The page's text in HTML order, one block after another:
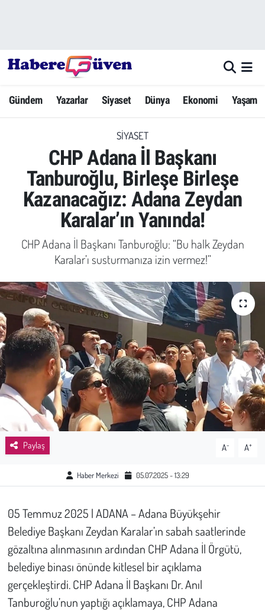
Gündem Yazarlar Siyaset Dünya Ekonomi Yaşam
SIYASET
CHP Adana İl Başkanı
Tanburoğlu, Birleşe Birleşe
Kazanacağız: Adana Zeydan
Karalar’ın Yanında!
CHP Adana İl Başkanı Tanburoğlu: “Bu halk Zeydan
Karalar’ı susturmanıza izin vermez!”
Paylaş A- A+
Haber Merkezi 05.07.2025 - 13:29
05 Temmuz 2025 | ADANA – Adana Büyükşehir
Belediye Başkanı Zeydan Karalar’ın sabah saatlerinde
gözaltına alınmasının ardından CHP Adana İl Örgütü,
belediye binası önünde kitlesel bir açıklama
gerçekleştirdi. CHP Adana İl Başkanı Dr. Anıl
Tanburoğlu’nun yaptığı açıklamaya, CHP Adana
Yazarlar
Dünya
Ekonomi
Yaşam
Yerel Haberler
Eğitim
Sağlık
Kadın
Emek
Spor
Çocuk
Kültür Sanat
Bilim - Teknoloji
Hayvan Hakları
Çevre
Galeri
Hava Durumu
Trafik Durumu
Süper Lig Puan Durumu ve Fikstür
Tüm Manşetler
Son Dakika Haberleri
Haber Arşivi